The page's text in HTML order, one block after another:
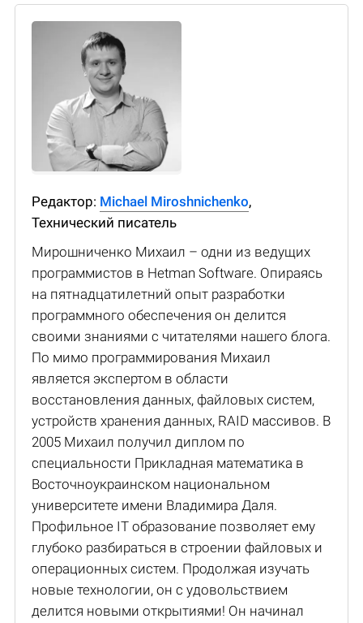
Редактор: Michael Miroshnichenko,
Технический писатель
Мирошниченко Михаил – одни из ведущих
программистов в Hetman Software. Опираясь
на пятнадцатилетний опыт разработки
программного обеспечения он делится
своими знаниями с читателями нашего блога.
По мимо программирования Михаил
является экспертом в области
восстановления данных, файловых систем,
устройств хранения данных, RAID массивов. В
2005 Михаил получил диплом по
специальности Прикладная математика в
Восточноукраинском национальном
университете имени Владимира Даля.
Профильное IT образование позволяет ему
глубоко разбираться в строении файловых и
операционных систем. Продолжая изучать
новые технологии, он с удовольствием
делится новыми открытиями! Он начинал